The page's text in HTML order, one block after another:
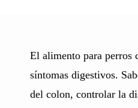
El alimento para perros
síntomas digestivos.
del colon, controlar la